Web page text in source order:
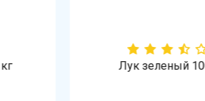
Лук зеленый 100г